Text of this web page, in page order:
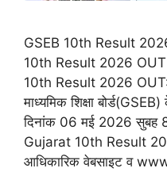
GSEB 10th Result
10th Result 2026
10th Result 2026 OUT:
माध्यमिक शिक्षा
दिनांक 06 मई 2026 सुबह 8
Gujarat 10th Result
आधिकारिक वेबसाइट व